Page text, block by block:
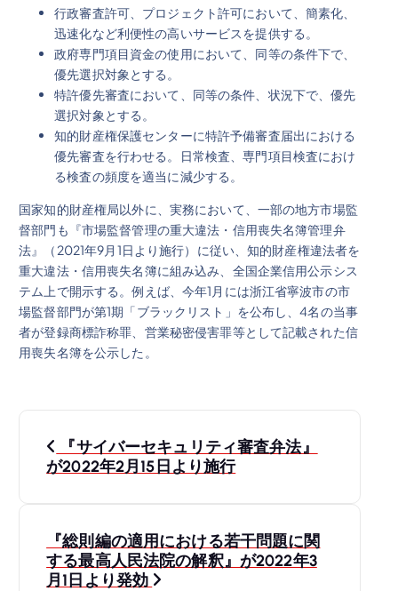
行政審査許可、プロジェクト許可において、簡素化、
迅速化など利便性の高いサービスを提供する。
政府専門項目資金の使用において、同等の条件下で、
優先選択対象とする。
特許優先審査において、同等の条件、状況下で、優先
選択対象とする。
知的財産権保護センターに特許予備審査届出における
優先審査を行わせる。日常検査、専門項目検査におけ
る検査の頻度を適当に減少する。
国家知的財産権局以外に、実務において、一部の地方市場監
督部門も『市場監督管理の重大違法・信用喪失名簿管理弁
法』（2021年9月1日より施行）に従い、知的財産権違法者を
重大違法・信用喪失名簿に組み込み、全国企業信用公示シス
テム上で開示する。例えば、今年1月には浙江省寧波市の市
場監督部門が第1期「ブラックリスト」を公布し、4名の当事
者が登録商標詐称罪、営業秘密侵害罪等として記載された信
用喪失名簿を公示した。
投
稿
ビ
『サイバーセキュリティ審査弁法』
が2022年2月15日より施行
『総則編の適用における若干問題に関
する最高人民法院の解釈』が2022年3
月1日より発効